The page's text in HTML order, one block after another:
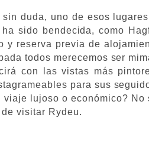
duda, uno de esos
sido bendecida, como
reserva previa de
todos merecemos ser
con las vistas más
para sus
lujoso o económico? No
visitar Rydeu.